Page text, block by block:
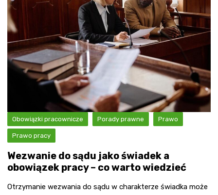
Obowiązki pracownicze Porady prawne Prawo
Prawo pracy
Wezwanie do sądu jako świadek a
obowiązek pracy – co warto wiedzieć
Otrzymanie wezwania do sądu w charakterze świadka może